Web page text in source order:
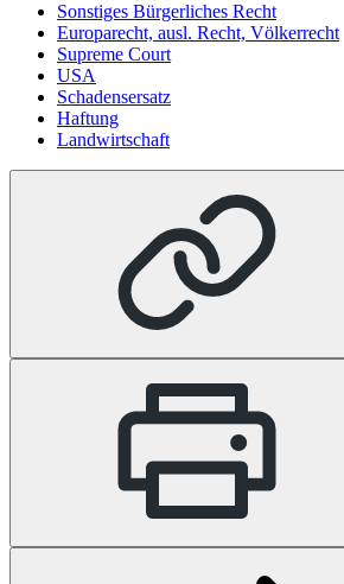
Sonstiges Bürgerliches Recht
Europarecht, ausl. Recht, Völkerrecht
Supreme Court
USA
Schadensersatz
Haftung
Landwirtschaft